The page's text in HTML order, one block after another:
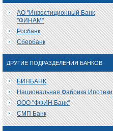
АО "Инвестиционный Банк
"ФИНАМ"
Росбанк
Сбербанк
ДРУГИЕ ПОДРАЗДЕЛЕНИЯ БАНКОВ
БИНБАНК
Национальная Фабрика Ипотеки
ООО "ФФИН Банк"
СМП Банк